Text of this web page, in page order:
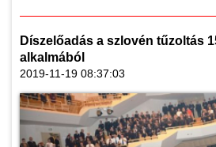
Díszelőadás a szlovén tűzoltás
alkalmából
2019-11-19 08:37:03